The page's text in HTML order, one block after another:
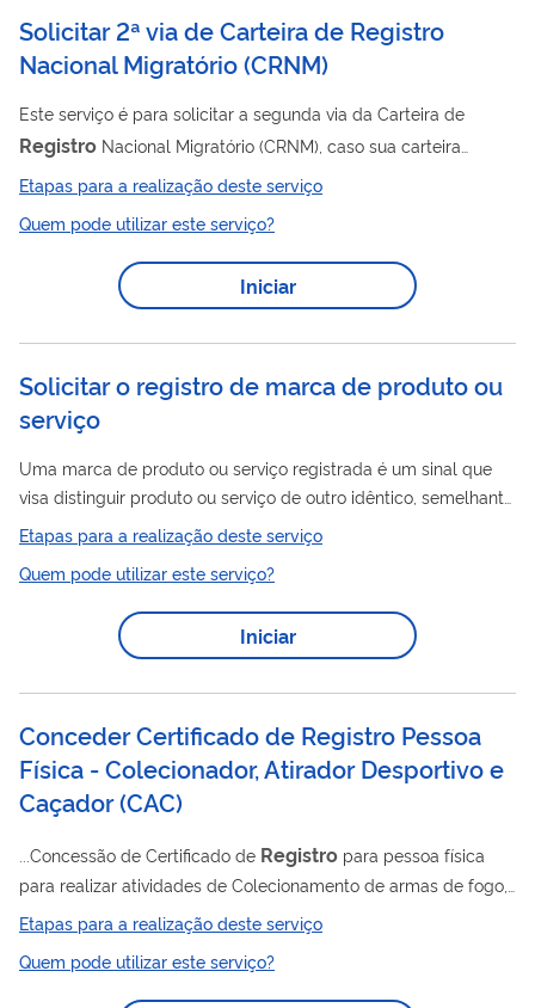
Solicitar 2ª via de Carteira de Registro
Nacional Migratório(CRNM)
Este serviço é para solicitar a segunda via da Carteira de
Registro Nacional Migratório (CRNM), caso sua carteira
anterior tenha sido perdida, roubada, extraviada ou danificada.
A nova carteira será idêntica à anterior (mesmo nome e
validade).
Etapas para a realização deste serviço
Quem pode utilizar este serviço?
Iniciar
Solicitar o registro de marca de produto ou
serviço
Uma marca de produto ou serviço registrada é um sinal que
visa distinguir produto ou serviço de outro idêntico, semelhante
ou afim, de origem diversa, para garantir, no território nacional,
de produto ou serviço consiste, basicamente, no recebimento
do pedido deregistrode marca e aprovação após análise,
tendo como base a lei 9.279, de 1996 e os critérios
Etapas para a realização deste serviço
Quem pode utilizar este serviço?
Iniciar
Conceder Certificado de Registro Pessoa
Física - Colecionador, Atirador Desportivo e
Caçador (CAC)
...Concessão de Certificado de Registro para pessoa física
para realizar atividades de Colecionamento de armas de fogo,
Tiro Desportivo e Caça.
Etapas para a realização deste serviço
Quem pode utilizar este serviço?